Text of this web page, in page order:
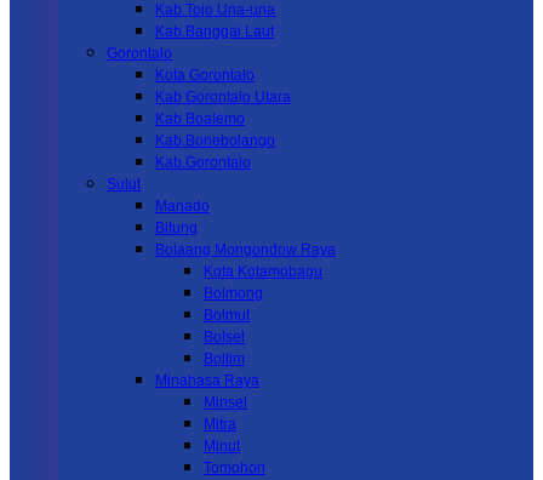
Kab.Tojo Una-una
Kab.Banggai Laut
Gorontalo
Kota Gorontalo
Kab Gorontalo Utara
Kab Boalemo
Kab.Bonebolango
Kab.Gorontalo
Sulut
Manado
Bitung
Bolaang Mongondow Raya
Kota Kotamobagu
Bolmong
Bolmut
Bolsel
Boltim
Minahasa Raya
Minsel
Mitra
Minut
Tomohon